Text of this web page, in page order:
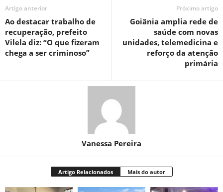
Artigo anterior
Ao destacar trabalho de
recuperação, prefeito
Vilela diz: “O que fizeram
chega a ser criminoso”
Próximo artigo
Goiânia amplia rede de
saúde com novas
unidades, telemedicina e
reforço da atenção
primária
Vanessa Pereira
Artigo Relacionados Mais do autor